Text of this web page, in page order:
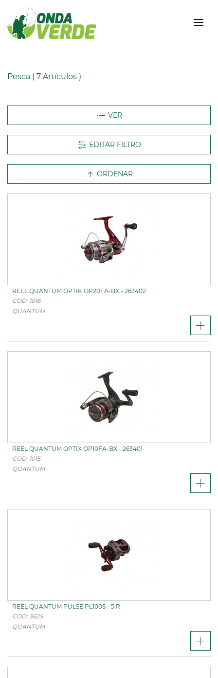
Pesca ( 7 Artículos )
EDITAR FILTRO
ORDENAR
REEL QUANTUM OPTIK OP20FA-BX - 263402
COD: 1016
QUANTUM
REEL QUANTUM OPTIX OP10FA-BX - 263401
COD: 1015
QUANTUM
REEL QUANTUM PULSE PL100S - 5 R
COD: 3625
QUANTUM